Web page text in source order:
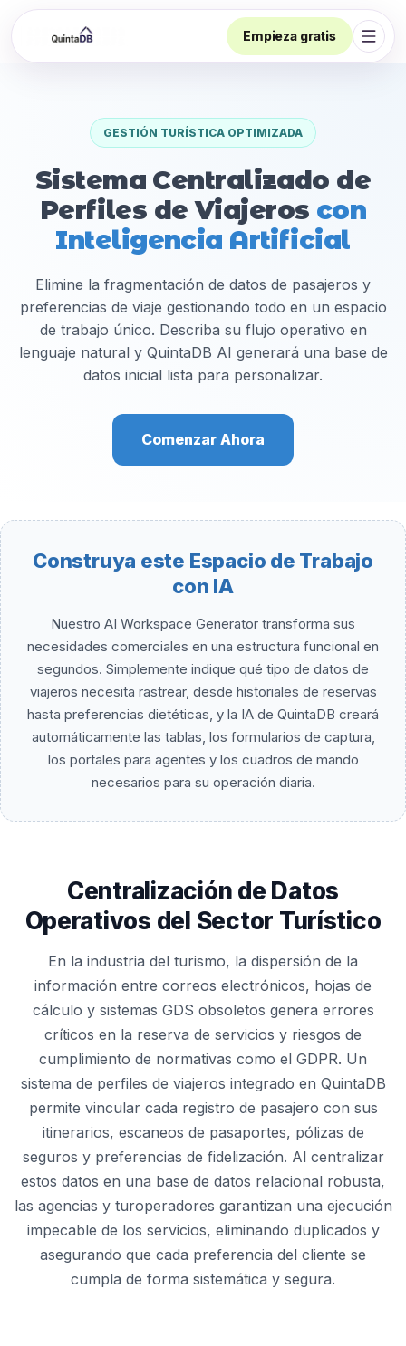
Empieza gratis
Abrir
GESTIÓN TURÍSTICA OPTIMIZADA
Sistema Centralizado de
Perfiles de Viajeros con
Inteligencia Artificial
Elimine la fragmentación de datos de pasajeros y
preferencias de viaje gestionando todo en un espacio
de trabajo único. Describa su flujo operativo en
lenguaje natural y QuintaDB AI generará una base de
datos inicial lista para personalizar.
Comenzar Ahora
Construya este Espacio de Trabajo
con IA
Nuestro AI Workspace Generator transforma sus
necesidades comerciales en una estructura funcional en
segundos. Simplemente indique qué tipo de datos de
viajeros necesita rastrear, desde historiales de reservas
hasta preferencias dietéticas, y la IA de QuintaDB creará
automáticamente las tablas, los formularios de captura,
los portales para agentes y los cuadros de mando
necesarios para su operación diaria.
Centralización de Datos
Operativos del Sector Turístico
En la industria del turismo, la dispersión de la
información entre correos electrónicos, hojas de
cálculo y sistemas GDS obsoletos genera errores
críticos en la reserva de servicios y riesgos de
cumplimiento de normativas como el GDPR. Un
sistema de perfiles de viajeros integrado en QuintaDB
permite vincular cada registro de pasajero con sus
itinerarios, escaneos de pasaportes, pólizas de
seguros y preferencias de fidelización. Al centralizar
estos datos en una base de datos relacional robusta,
las agencias y turoperadores garantizan una ejecución
impecable de los servicios, eliminando duplicados y
asegurando que cada preferencia del cliente se
cumpla de forma sistemática y segura.